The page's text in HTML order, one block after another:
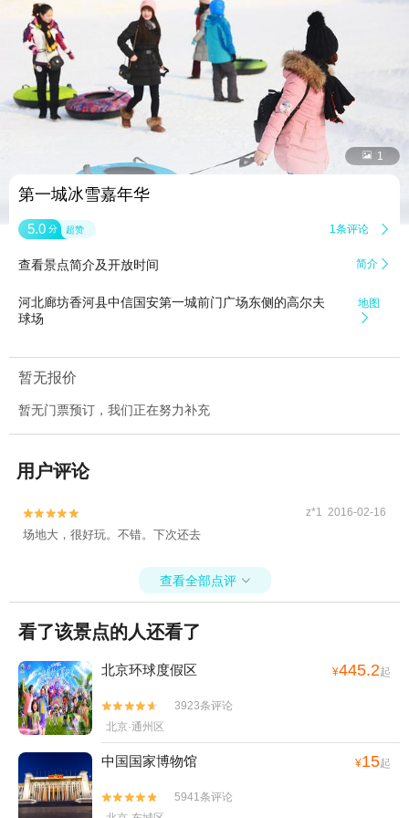
 1
第一城冰雪嘉年华
5.0 分 超赞 1条评论 
查看景点简介及开放时间 简介 
河北廊坊香河县中信国安第一城前门广场东侧的高尔夫
球场
地图

暂无报价
暂无门票预订，我们正在努力补充
用户评论

 z*1 2016-02-16
场地大，很好玩。不错。下次还去
查看全部点评 
看了该景点的人还看了
北京环球度假区 ¥445.2起


3923条评论
北京·通州区
中国国家博物馆 ¥15起


5941条评论
